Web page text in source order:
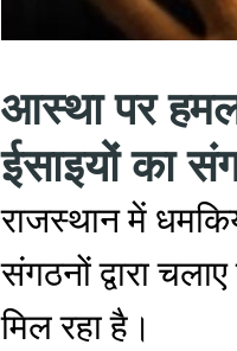
आस्था पर
ईसाइयों का
राजस्थान में
संगठनों द्वारा
मिल रहा है।